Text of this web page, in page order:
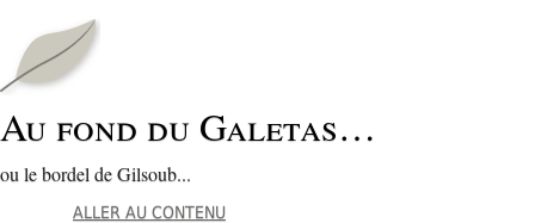
Au fond du Galetas…
ou le bordel de Gilsoub...
ALLER AU CONTENU